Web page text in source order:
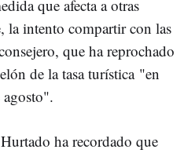
que afecta a otras
la intento compartir con las
que ha reprochado
de la tasa turística "en
ha recordado que